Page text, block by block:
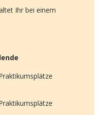
Ihr bei einem